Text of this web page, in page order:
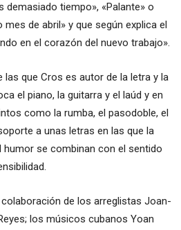
demasiado tiempo», «Palante» o
de abril» y que según explica el
en el corazón del nuevo trabajo».
las que Cros es autor de la letra y la
el piano, la guitarra y el laúd y en
como la rumba, el pasodoble, el
a unas letras en las que la
se combinan con el sentido
de los arreglistas Joan-
los músicos cubanos Yoan